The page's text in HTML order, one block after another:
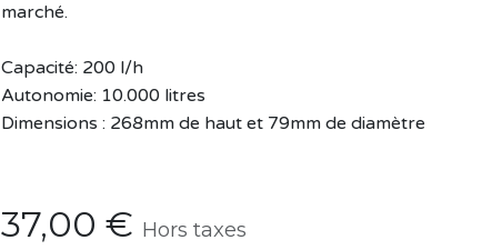
marché.
Capacité: 200 l/h
Autonomie: 10.000 litres
Dimensions : 268mm de haut et 79mm de diamètre
37,00 € Hors taxes